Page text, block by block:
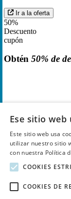
Ir a la oferta
50%
Descuento
cupón
Obtén 50% de
Ese sitio web
Este sitio web usa
utilizar nuestro sitio
con nuestra Política
COOKIES
COOKIES DE